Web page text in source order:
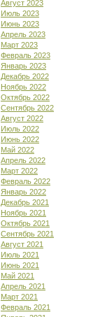
Август 2023
Июль 2023
Июнь 2023
Апрель 2023
Март 2023
Февраль 2023
Январь 2023
Декабрь 2022
Ноябрь 2022
Октябрь 2022
Сентябрь 2022
Август 2022
Июль 2022
Июнь 2022
Май 2022
Апрель 2022
Март 2022
Февраль 2022
Январь 2022
Декабрь 2021
Ноябрь 2021
Октябрь 2021
Сентябрь 2021
Август 2021
Июль 2021
Июнь 2021
Май 2021
Апрель 2021
Март 2021
Февраль 2021